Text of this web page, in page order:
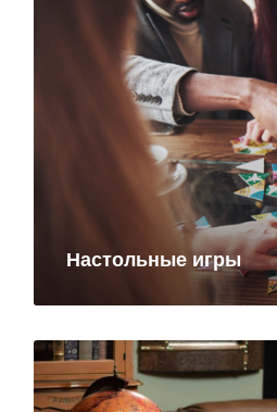
Настольные игры